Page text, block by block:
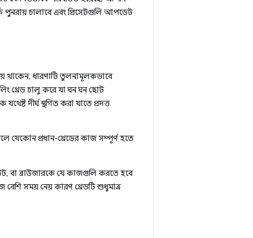
পুনরায় চালাবে এবং প্রিসেটগুলি আপডেট
থাকেন, ধারণাটি তুলনামূলকভাবে
থ্রেড চালু করে যা ঘন ঘন ছোট
দীর্ঘ স্থগিত করা যাতে প্রদত্ত
যেকোন প্রধান-থ্রেডের কাজ সম্পূর্ণ হতে
বা ব্রাউজারকে যে কাজগুলি করতে হবে
সময় নেয় কারণ থ্রেডটি শুধুমাত্র